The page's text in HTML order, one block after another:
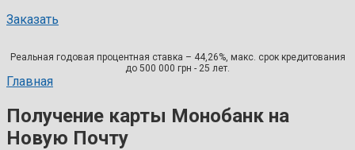
Заказать
Реальная годовая процентная ставка – 44,26%, макс. срок кредитования
до 500 000 грн - 25 лет.
Главная
Получение карты Монобанк на
Новую Почту